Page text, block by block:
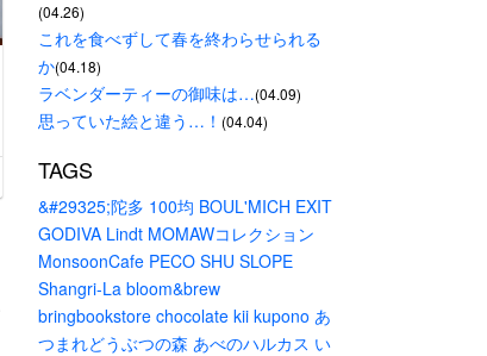
(04.26)
これを食べずして春を終わらせられる
か(04.18)
ラベンダーティーの御味は…(04.09)
思っていた絵と違う…！ (04.04)
TAGS
&#29325;陀多 100均 BOUL'MICH EXIT
GODIVA Lindt MOMAWコレクション
MonsoonCafe PECO SHU SLOPE
Shangri-La bloom&brew
bringbookstore chocolate kii kupono あ
つまれどうぶつの森 あべのハルカス い